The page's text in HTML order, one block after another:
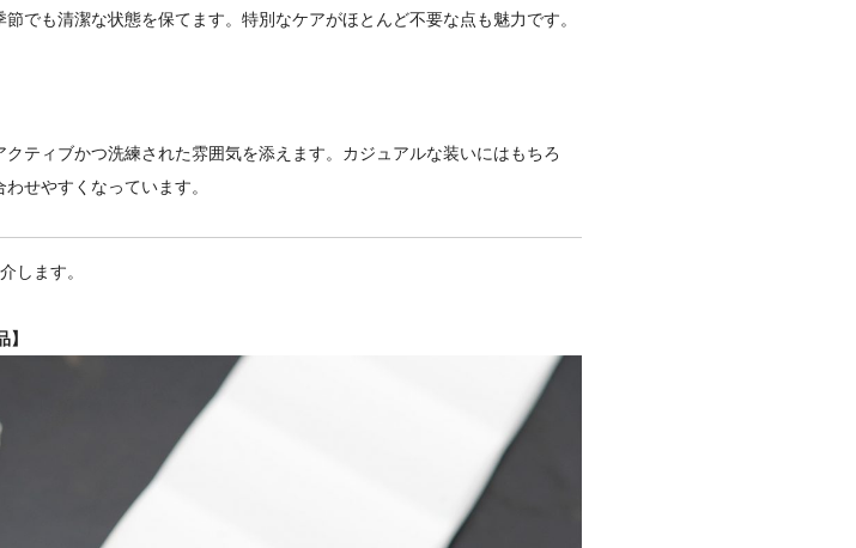
でも清潔な状態を保てます。特別なケアがほとんど不要な点も魅力です。
ティブかつ洗練された雰囲気を添えます。カジュアルな装いにはもちろ
せやすくなっています。
します。